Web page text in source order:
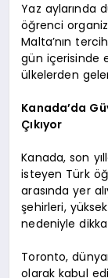
Yaz aylarında
öğrenci
Malta’nın
gün içerisinde
ülkelerden
Kanada’da
Çıkıyor
Kanada, son
isteyen Türk
arasında yer
şehirleri,
nedeniyle
Toronto,
olarak kabul